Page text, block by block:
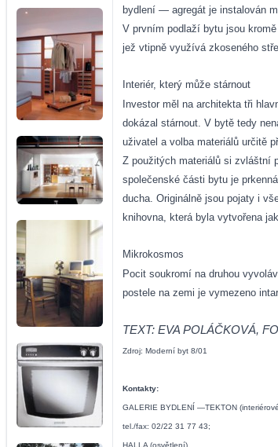
bydlení — agregát je instalován
V prvním podlaží bytu jsou
jež vtipně využívá zkoseného
Interiér, který může stárnout
Investor měl na architekta tři
dokázal stárnout. V bytě tedy
uživatel a volba materiálů určitě
Z použitých materiálů si zvláštní
společenské části bytu je
ducha. Originálně jsou pojaty i
knihovna, která byla vytvořena
Mikrokosmos
Pocit soukromí na druhou
postele na zemi je vymezeno
TEXT: EVA POLÁČKOVÁ,
Zdroj: Moderní byt 8/01
Kontakty:
GALERIE BYDLENÍ —TEKTON
tel./fax: 02/22 31 77 43;
HALLA (osvětlení),